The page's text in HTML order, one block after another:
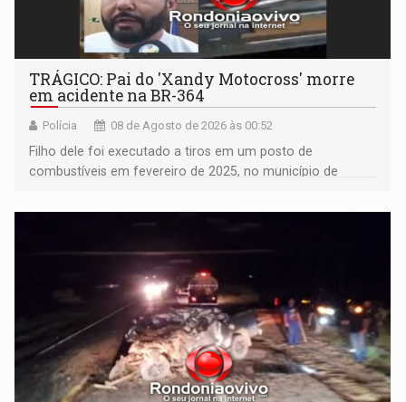
TRÁGICO: Pai do 'Xandy Motocross' morre
em acidente na BR-364
Polícia 08 de Agosto de 2026 às 00:52
Filho dele foi executado a tiros em um posto de
combustíveis em fevereiro de 2025, no município de